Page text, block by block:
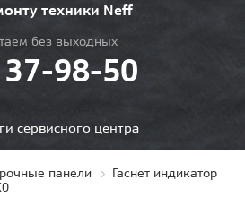
техники Neff
без выходных
98-50
сервисного центра
панели
Гаснет индикатор